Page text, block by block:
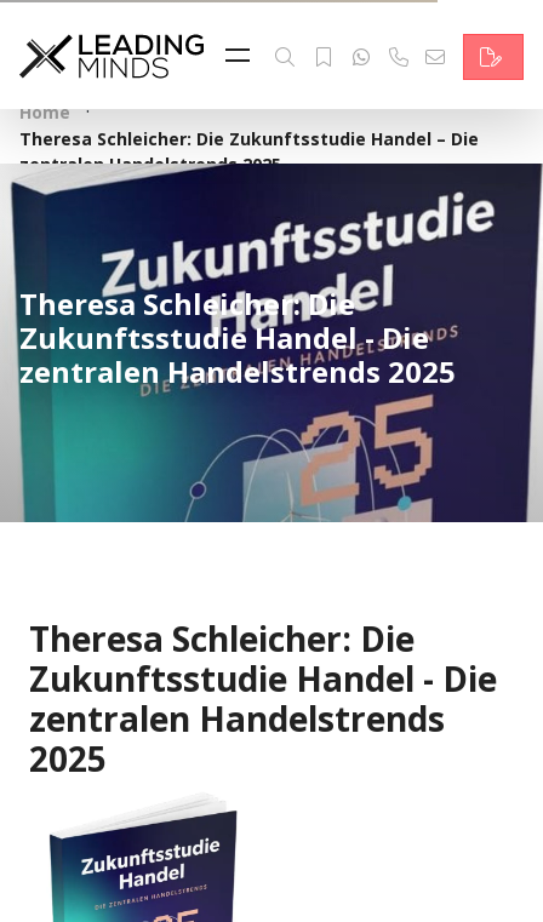
Feed
Reading Minds
Topics
Services
Who we are
Contact
Deutsch
Home ·
Theresa Schleicher: Die Zukunftsstudie Handel – Die
zentralen Handelstrends 2025
Theresa Schleicher: Die
Zukunftsstudie Handel - Die
zentralen Handelstrends 2025
Theresa Schleicher: Die
Zukunftsstudie Handel - Die
zentralen Handelstrends
2025